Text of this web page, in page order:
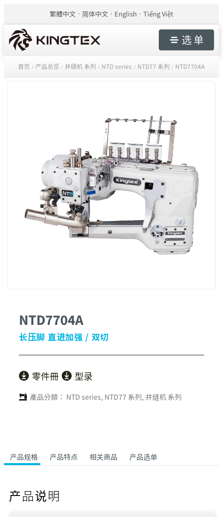
繁體中文 简体中文 English Tiếng Việt
选 单
首页 / 产品总览 / 并缝机 系列 / NTD series / NTD77 系列 / NTD7704A
NTD7704A
长压脚 直进加强 / 双切
零件冊 型录
產品分類： NTD series, NTD77 系列, 并缝机 系列
产品规格 产品特点 相关商品 产品选单
产品说明